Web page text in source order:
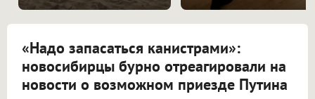
«Надо запасаться канистрами»:
новосибирцы бурно отреагировали на
новости о возможном приезде Путина